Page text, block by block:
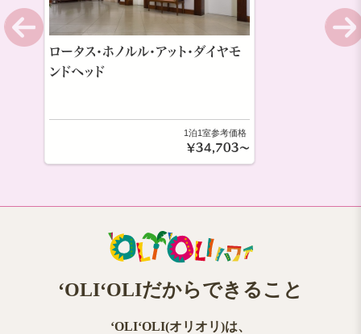
ロータス・ホノルル・アット・ダイヤモ
ンドヘッド
1泊1室参考価格
￥34,703～
ʻOLIʻOLIだからできること
ʻOLIʻOLI(オリオリ)は、